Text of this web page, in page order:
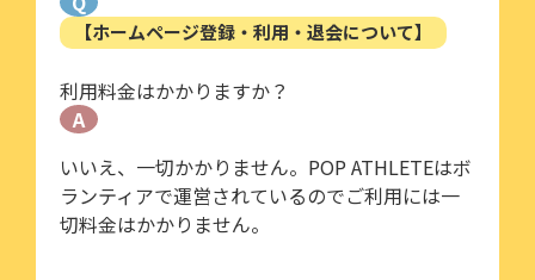
【ホームページ登録・利用・退会について】
利用料金はかかりますか？
A
いいえ、一切かかりません。POP ATHLETEはボ
ランティアで運営されているのでご利用には一
切料金はかかりません。